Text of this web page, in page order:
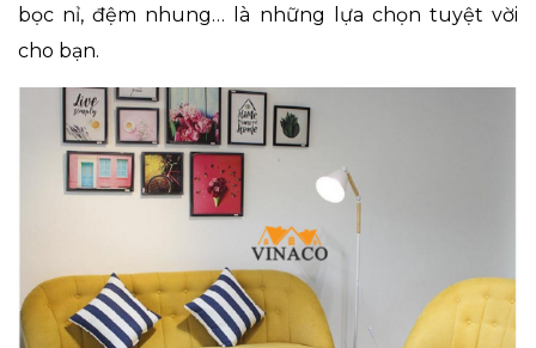
bọc nỉ, đệm nhung… là những lựa chọn tuyệt vời
cho bạn.